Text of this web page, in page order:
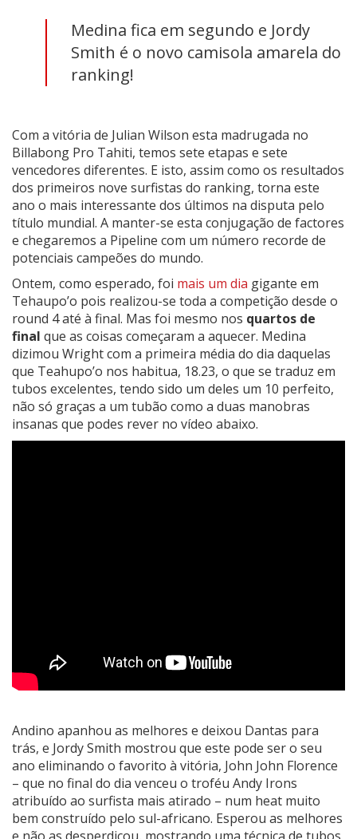
Medina fica em segundo e Jordy
Smith é o novo camisola amarela do
ranking!
Com a vitória de Julian Wilson esta madrugada no
Billabong Pro Tahiti, temos sete etapas e sete
vencedores diferentes. E isto, assim como os resultados
dos primeiros nove surfistas do ranking, torna este
ano o mais interessante dos últimos na disputa pelo
título mundial. A manter-se esta conjugação de factores
e chegaremos a Pipeline com um número recorde de
potenciais campeões do mundo.
Ontem, como esperado, foi mais um dia gigante em
Tehaupo’o pois realizou-se toda a competição desde o
round 4 até à final. Mas foi mesmo nos quartos de
final que as coisas começaram a aquecer. Medina
dizimou Wright com a primeira média do dia daquelas
que Teahupo’o nos habitua, 18.23, o que se traduz em
tubos excelentes, tendo sido um deles um 10 perfeito,
não só graças a um tubão como a duas manobras
insanas que podes rever no vídeo abaixo.
Andino apanhou as melhores e deixou Dantas para
trás, e Jordy Smith mostrou que este pode ser o seu
ano eliminando o favorito à vitória, John John Florence
– que no final do dia venceu o troféu Andy Irons
atribuído ao surfista mais atirado – num heat muito
bem construído pelo sul-africano. Esperou as melhores